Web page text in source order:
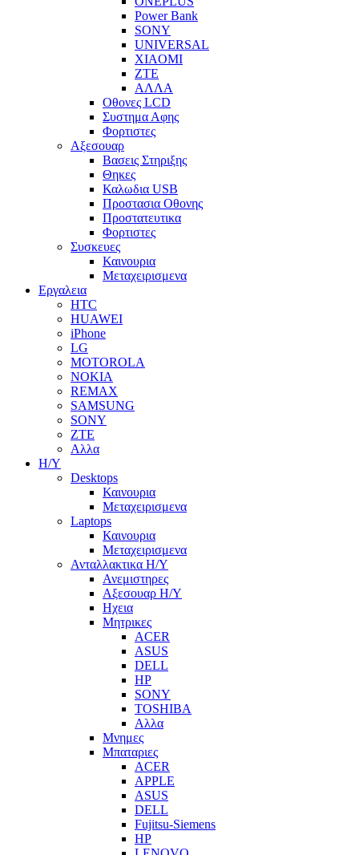
Power Bank
SONY
UNIVERSAL
XIAOMI
ZTE
ΑΛΛΑ
Οθονες LCD
Συστημα Αφης
Φορτιστες
Αξεσουαρ
Βασεις Στηριξης
Θηκες
Καλωδια USB
Προστασια Οθονης
Προστατευτικα
Φορτιστες
Συσκευες
Καινουρια
Μεταχειρισμενα
Εργαλεια
HTC
HUAWEI
iPhone
LG
MOTOROLA
NOKIA
REMAX
SAMSUNG
SONY
ZTE
Αλλα
Η/Υ
Desktops
Καινουρια
Μεταχειρισμενα
Laptops
Καινουρια
Μεταχειρισμενα
Ανταλλακτικα H/Y
Ανεμιστηρες
Αξεσουαρ Η/Υ
Ηχεια
Μητρικες
ACER
ASUS
DELL
HP
SONY
TOSHIBA
Αλλα
Μνημες
Μπαταριες
ACER
APPLE
ASUS
DELL
Fujitsu-Siemens
HP